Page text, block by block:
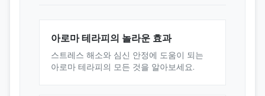
아로마 테라피의 놀라운 효과
스트레스 해소와 심신 안정에 도움이 되는
아로마 테라피의 모든 것을 알아보세요.